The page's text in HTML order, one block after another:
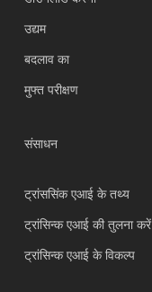
उद्यम
बदलाव का
मुफ्त परीक्षण
संसाधन
ट्रांससिंक एआई के तथ्य
ट्रांसिन्क एआई की तुलना करें
ट्रांसिन्क एआई के विकल्प